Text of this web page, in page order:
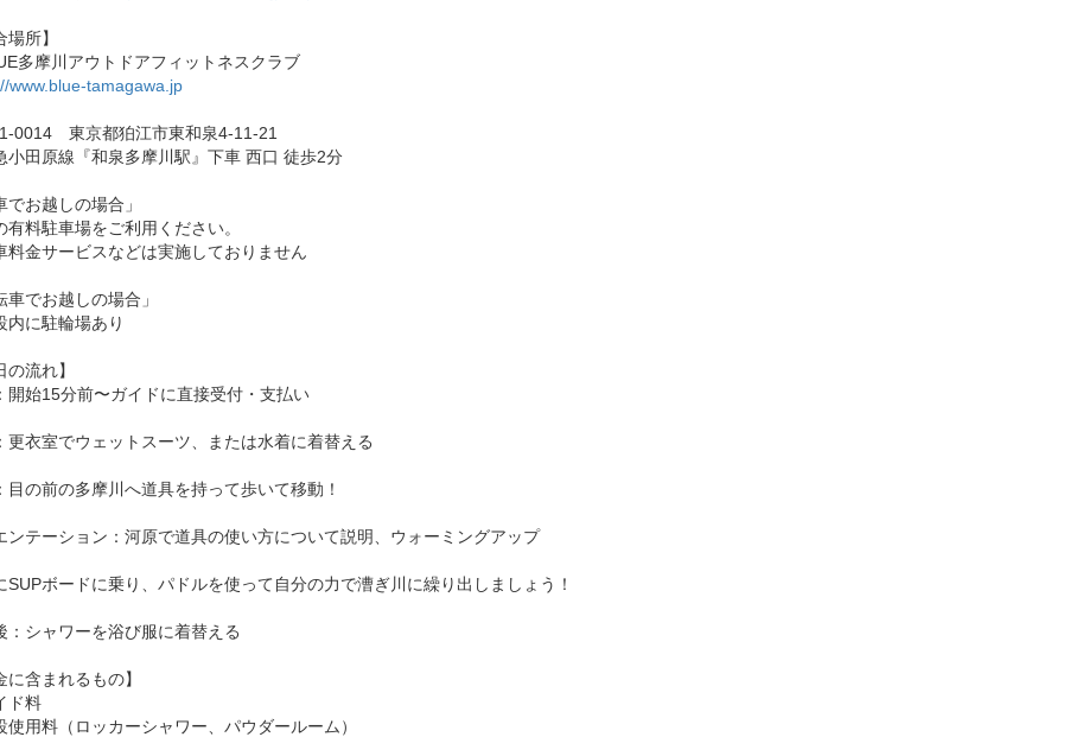
場所】
多摩川アウトドアフィットネスクラブ
www.blue-tamagawa.jp
0014 東京都狛江市東和泉4-11-21
小田原線『和泉多摩川駅』下車 西口 徒歩2分
でお越しの場合」
有料駐車場をご利用ください。
料金サービスなどは実施しておりません
車でお越しの場合」
内に駐輪場あり
の流れ】
開始15分前〜ガイドに直接受付・支払い
更衣室でウェットスーツ、または水着に着替える
目の前の多摩川へ道具を持って歩いて移動！
ンテーション：河原で道具の使い方について説明、ウォーミングアップ
SUPボードに乗り、パドルを使って自分の力で漕ぎ川に繰り出しましょう！
：シャワーを浴び服に着替える
に含まれるもの】
ド料
使用料（ロッカーシャワー、パウダールーム）